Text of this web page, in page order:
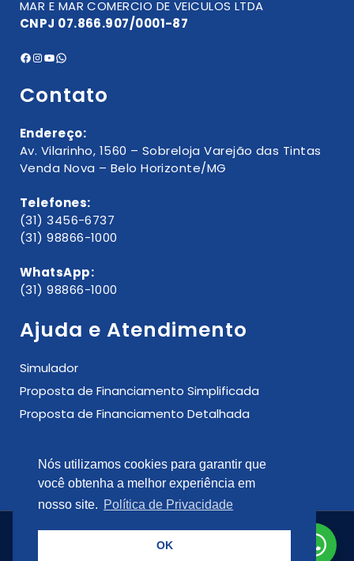
MAR E MAR COMERCIO DE VEICULOS LTDA
CNPJ 07.866.907/0001-87
Contato
Endereço:
Av. Vilarinho, 1560 – Sobreloja Varejão das Tintas
Venda Nova – Belo Horizonte/MG
Telefones:
(31) 3456-6737
(31) 98866-1000
WhatsApp:
(31) 98866-1000
Ajuda e Atendimento
Simulador
Proposta de Financiamento Simplificada
Proposta de Financiamento Detalhada
Nós utilizamos cookies para garantir que
você obtenha a melhor experiência em
nosso site. Política de Privacidade
OK